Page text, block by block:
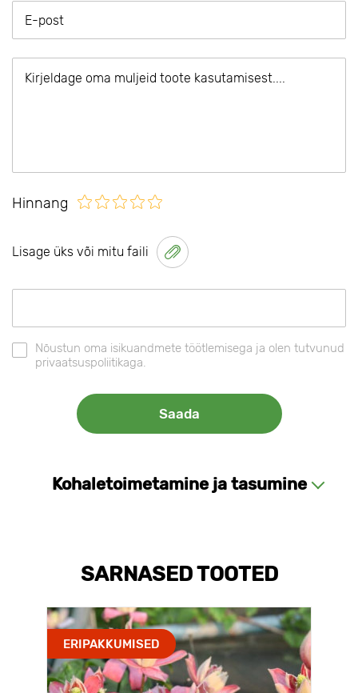
Hinnang
Lisage üks või mitu faili
Nõustun oma isikuandmete töötlemisega ja olen tutvunud
privaatsuspoliitikaga.
Kohaletoimetamine ja tasumine
SARNASED TOOTED
ERIPAKKUMISED